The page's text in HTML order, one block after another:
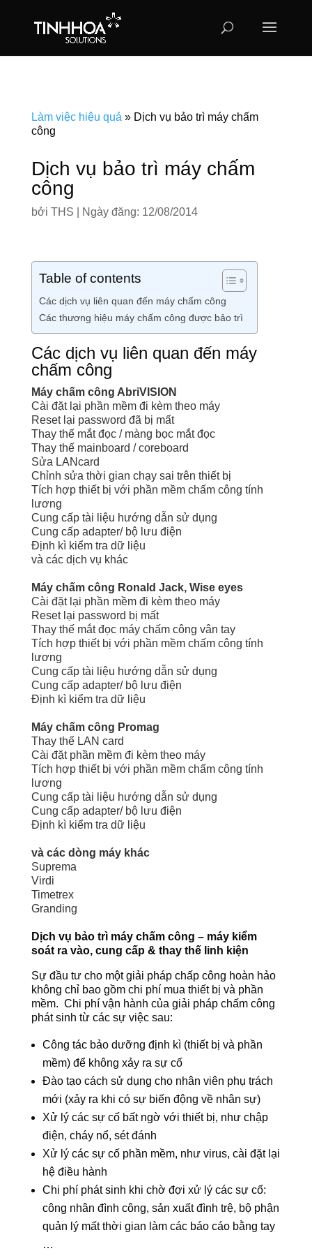
Làm việc hiệu quả » Dịch vụ bảo trì máy chấm
công
Dịch vụ bảo trì máy chấm
công
bởi THS Ngày đăng: 12/08/2014
Table of contents
Các dịch vụ liên quan đến máy chấm công
Các thương hiệu máy chấm công được bảo trì
Các dịch vụ liên quan đến máy
chấm công
Máy chấm công AbriVISION
Cài đặt lại phần mềm đi kèm theo máy
Reset lại password đã bị mất
Thay thế mắt đọc / màng bọc mắt đọc
Thay thế mainboard / coreboard
Sửa LANcard
Chỉnh sửa thời gian chạy sai trên thiết bị
Tích hợp thiết bị với phần mềm chấm công tính
lương
Cung cấp tài liệu hướng dẫn sử dụng
Cung cấp adapter/ bộ lưu điện
Định kì kiểm tra dữ liệu
và các dịch vụ khác
Máy chấm công Ronald Jack, Wise eyes
Cài đặt lại phần mềm đi kèm theo máy
Reset lại password bị mất
Thay thế mắt đọc máy chấm công vân tay
Tích hợp thiết bị với phần mềm chấm công tính
lương
Cung cấp tài liệu hướng dẫn sử dụng
Cung cấp adapter/ bộ lưu điện
Định kì kiểm tra dữ liệu
Máy chấm công Promag
Thay thế LAN card
Cài đặt phần mềm đi kèm theo máy
Tích hợp thiết bị với phần mềm chấm công tính
lương
Cung cấp tài liệu hướng dẫn sử dụng
Cung cấp adapter/ bộ lưu điện
Định kì kiểm tra dữ liệu
và các dòng máy khác
Suprema
Virdi
Timetrex
Granding
Dịch vụ bảo trì máy chấm công – máy kiểm
soát ra vào, cung cấp & thay thế linh kiện
Sự đầu tư cho một giải pháp chấp công hoàn hảo
không chỉ bao gồm chi phí mua thiết bị và phần
mềm. Chi phí vận hành của giải pháp chấm công
phát sinh từ các sự việc sau:
Công tác bảo dưỡng định kì (thiết bị và phần
mềm) để không xảy ra sự cố
Đào tạo cách sử dụng cho nhân viên phụ trách
mới (xảy ra khi có sự biến động về nhân sự)
Xử lý các sự cố bất ngờ với thiết bị, như chập
điện, cháy nổ, sét đánh
Xử lý các sự cố phần mềm, như virus, cài đặt lại
hệ điều hành
Chi phí phát sinh khi chờ đợi xử lý các sự cố:
công nhân đình công, sản xuất đình trệ, bộ phận
quản lý mất thời gian làm các báo cáo bằng tay
…